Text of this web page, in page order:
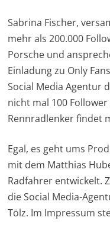
Sabrina Fischer,
mehr als 200.000
Porsche und
Einladung zu Only
Social Media Agentur
nicht mal 100
Rennradlenker findet
Egal, es geht ums
mit dem Matthias
Radfahrer entwickelt.
die Social Media-
Tölz. Im Impressum